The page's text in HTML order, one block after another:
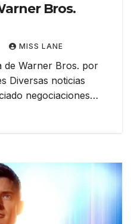
Bros.
MISS LANE
de Warner Bros. por
Diversas noticias
negociaciones…